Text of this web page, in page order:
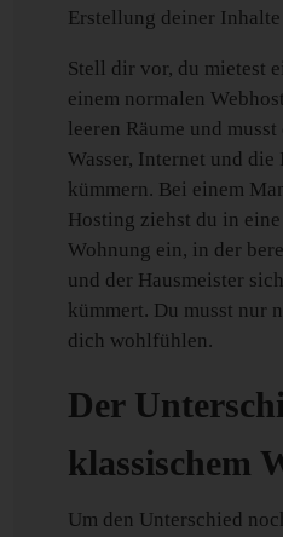
Erstellung deiner
Stell dir vor, du mietest
einem normalen
leeren Räume und
Wasser, Internet und die
kümmern. Bei einem
Hosting ziehst du in
Wohnung ein, in der
und der Hausmeister
kümmert. Du musst nur
dich wohlfühlen.
Der
klassischem
Um den Unterschied